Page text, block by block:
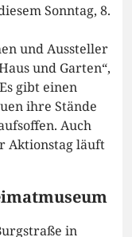
Sonntag, 8.
und Aussteller
und Garten“,
gibt einen
ihre Stände
Auch
Aktionstag läuft
in